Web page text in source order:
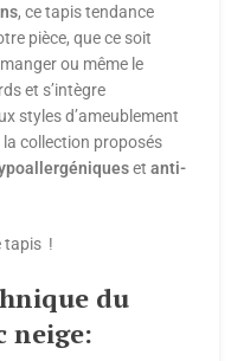
, ce tapis tendance
pièce, que ce soit
ou même le
et s’intègre
styles d’ameublement
collection proposés
et anti-
tapis !
du
neige: